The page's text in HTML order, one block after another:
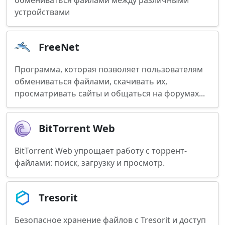
устройствами
FreeNet
Программа, которая позволяет пользователям
обмениваться файлами, скачивать их,
просматривать сайты и общаться на форумах...
BitTorrent Web
BitTorrent Web упрощает работу с торрент-
файлами: поиск, загрузку и просмотр.
Tresorit
Безопасное хранение файлов с Tresorit и доступ